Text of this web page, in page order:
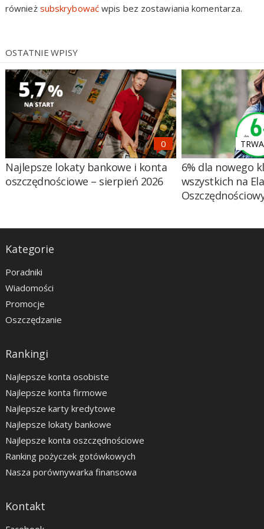
również subskrybowaćwpis bez zostawiania komentarza.
OSTATNIE WPISY
Najlepsze lokaty bankowe i konta
oszczędnościowe – sierpień 2026
6% dla nowego
wszystkich na
Kategorie
Poradniki
Wiadomości
Promocje
Oszczędzanie
Rankingi
Najlepsze konta osobiste
Najlepsze konta firmowe
Najlepsze karty kredytowe
Najlepsze lokaty bankowe
Najlepsze konta oszczędnościowe
Ranking pożyczek gotówkowych
Nasza porównywarka finansowa
Kontakt